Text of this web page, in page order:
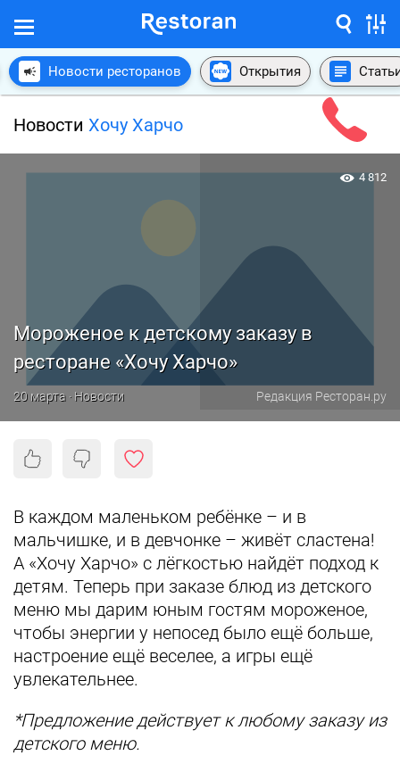
Новости ресторанов Открытия
Новости Хочу Харчо
Мороженое к детскому заказу в
ресторане «Хочу Харчо»
20 марта · Новости Редакция Ресторан.ру
4 812
В каждом маленьком ребёнке – и в
мальчишке, и в девчонке – живёт сластена!
А «Хочу Харчо» с лёгкостью найдёт подход к
детям. Теперь при заказе блюд из детского
меню мы дарим юным гостям мороженое,
чтобы энергии у непосед было ещё больше,
настроение ещё веселее, а игры ещё
увлекательнее.
*Предложение действует к любому заказу из
детского меню.